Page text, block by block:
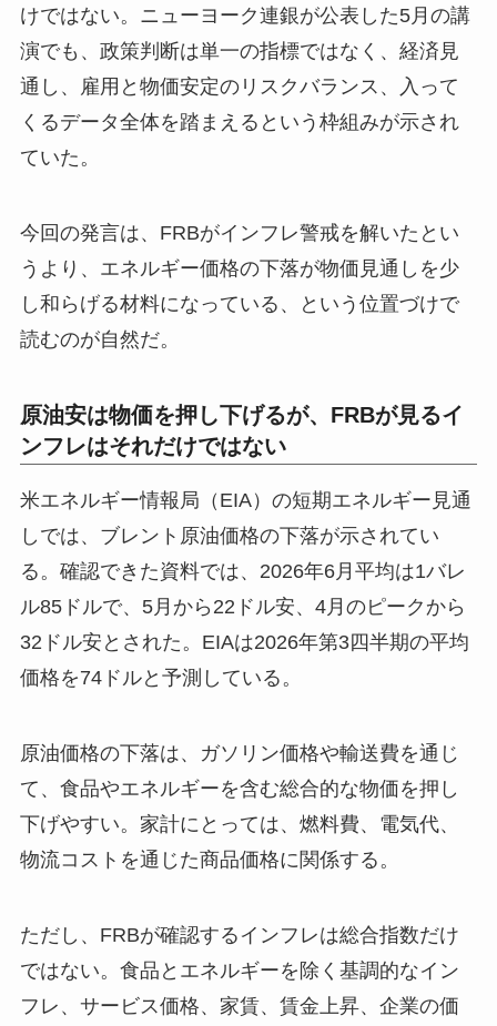
けではない。ニューヨーク連銀が公表した5月の講
演でも、政策判断は単一の指標ではなく、経済見
通し、雇用と物価安定のリスクバランス、入って
くるデータ全体を踏まえるという枠組みが示され
ていた。
今回の発言は、FRBがインフレ警戒を解いたとい
うより、エネルギー価格の下落が物価見通しを少
し和らげる材料になっている、という位置づけで
読むのが自然だ。
原油安は物価を押し下げるが、FRBが見るイ
ンフレはそれだけではない
米エネルギー情報局（EIA）の短期エネルギー見通
しでは、ブレント原油価格の下落が示されてい
る。確認できた資料では、2026年6月平均は1バレ
ル85ドルで、5月から22ドル安、4月のピークから
32ドル安とされた。EIAは2026年第3四半期の平均
価格を74ドルと予測している。
原油価格の下落は、ガソリン価格や輸送費を通じ
て、食品やエネルギーを含む総合的な物価を押し
下げやすい。家計にとっては、燃料費、電気代、
物流コストを通じた商品価格に関係する。
ただし、FRBが確認するインフレは総合指数だけ
ではない。食品とエネルギーを除く基調的なイン
フレ、サービス価格、家賃、賃金上昇、企業の価